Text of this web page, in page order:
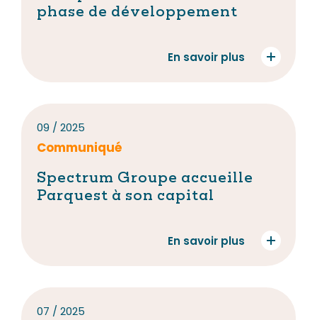
phase de développement
En savoir plus
09 / 2025
Communiqué
Spectrum Groupe accueille
Parquest à son capital
En savoir plus
07 / 2025